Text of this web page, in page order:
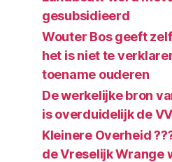
gesubsidieerd
Wouter Bos geeft
het is niet te
toename ouderen
De werkelijke bron
is overduidelijk de
Kleinere Overheid
de Vreselijk Wrange